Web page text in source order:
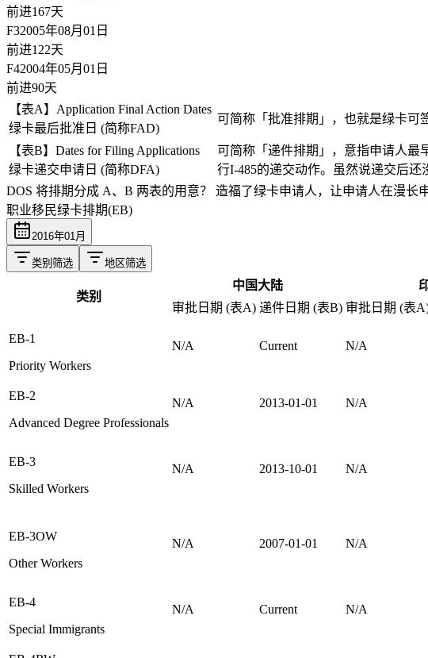
前进167天
F32005年08月01日
前进122天
F42004年05月01日
前进90天
【表A】Application Final Action Dates
绿卡最后批准日 (简称FAD)
可简称「批准排期」，也就是绿卡可
【表B】Dates for Filing Applications
绿卡递交申请日 (简称DFA)
可简称「递件排期」，意指申请人最
行I-485的递交动作。虽然说递交后还
DOS 将排期分成 A、B 两表的用意？
造福了绿卡申请人，让申请人在漫长
职业移民绿卡排期(EB)
2016年01 月
类别筛选 地区筛选
类别
中国大陆
审批日期 (表A) 递件日期 (表B) 审批日期 (表
EB-1
Priority Workers
N/A Current N/A
EB-2
Advanced Degree Professionals
N/A 2013-01-01 N/A
EB-3
Skilled Workers
N/A 2013-10-01 N/A
EB-3OW
Other Workers
N/A 2007-01-01 N/A
EB-4
Special Immigrants
N/A Current N/A